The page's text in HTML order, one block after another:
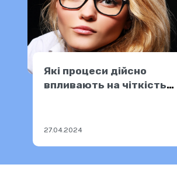
Які процеси дійсно
впливають на чіткість
27.04.2024